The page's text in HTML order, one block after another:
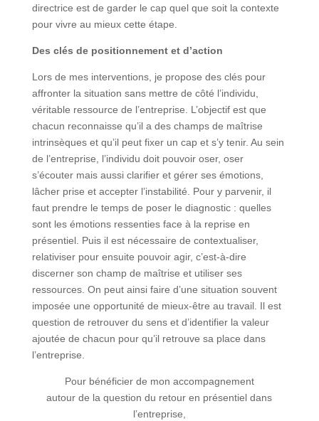
directrice est de garder le cap quel que soit la contexte
pour vivre au mieux cette étape.
Des clés de positionnement et d’action
Lors de mes interventions, je propose des clés pour
affronter la situation sans mettre de côté l’individu,
véritable ressource de l’entreprise. L’objectif est que
chacun reconnaisse qu’il a des champs de maîtrise
intrinsèques et qu’il peut fixer un cap et s’y tenir. Au sein
de l’entreprise, l’individu doit pouvoir oser, oser
s’écouter mais aussi clarifier et gérer ses émotions,
lâcher prise et accepter l’instabilité. Pour y parvenir, il
faut prendre le temps de poser le diagnostic : quelles
sont les émotions ressenties face à la reprise en
présentiel. Puis il est nécessaire de contextualiser,
relativiser pour ensuite pouvoir agir, c’est-à-dire
discerner son champ de maîtrise et utiliser ses
ressources. On peut ainsi faire d’une situation souvent
imposée une opportunité de mieux-être au travail. Il est
question de retrouver du sens et d’identifier la valeur
ajoutée de chacun pour qu’il retrouve sa place dans
l’entreprise.
Pour bénéficier de mon accompagnement
autour de la question du retour en présentiel dans
l’entreprise,